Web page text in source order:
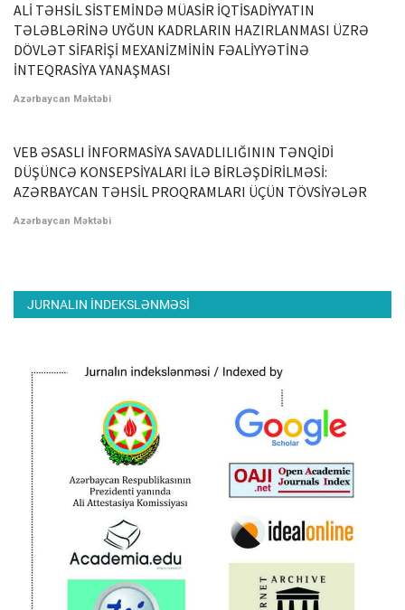
ALİ TƏHSİL SİSTEMİNDƏ MÜASİR İQTİSADİYYATIN
TƏLƏBLƏRİNƏ UYĞUN KADRLARIN HAZIRLANMASI ÜZRƏ
DÖVLƏT SİFARİŞİ MEXANİZMİNİN FƏALİYYƏTİNƏ
İNTEQRASİYA YANAŞMASI
Azərbaycan Məktəbi
VEB ƏSASLI İNFORMASİYA SAVADLILIĞININ TƏNQİDİ
DÜŞÜNCƏ KONSEPSİYALARI İLƏ BİRLƏŞDİRİLMƏSİ:
AZƏRBAYCAN TƏHSİL PROQRAMLARI ÜÇÜN TÖVSİYƏLƏR
Azərbaycan Məktəbi
JURNALIN INDEKSLƏNMƏSI